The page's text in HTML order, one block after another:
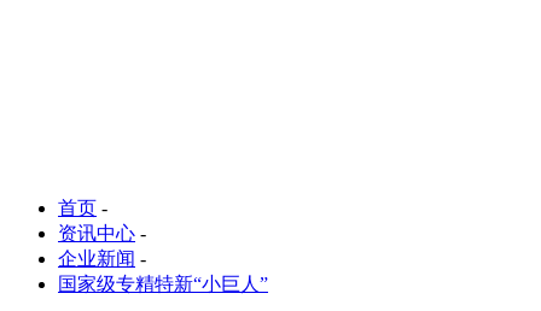
首页 -
资讯中心 -
企业新闻 -
国家级专精特新“小巨人”